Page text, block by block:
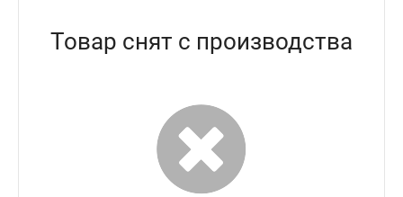
Товар снят с производства